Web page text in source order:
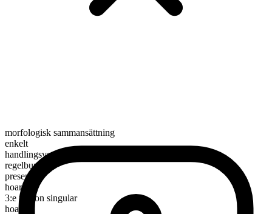
morfologisk sammansättning
enkelt
handlingsverb
regelbundet
presens
hoard
3:e person singular
hoards